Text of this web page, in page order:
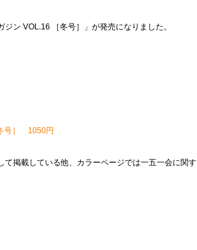
ン VOL.16 ［冬号］」が発売になりました。
号］ 1050円
掲載している他、カラーページでは一五一会に関す